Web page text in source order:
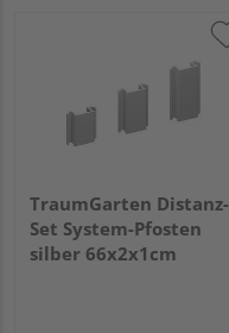
TraumGarten Distanz-
Set System-Pfosten
silber 66x2x1cm